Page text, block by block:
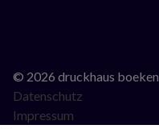
© 2026 druckhaus boeken
Datenschutz
Impressum